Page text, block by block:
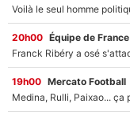
20h00 Équipe de France
19h00 Mercato Football